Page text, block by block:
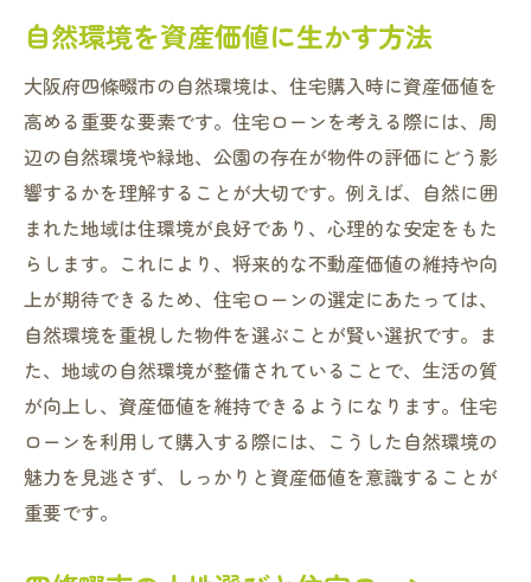
自然環境を資産価値に生かす方法
大阪府四條畷市の自然環境は、住宅購入時に資産価値を
高める重要な要素です。住宅ローンを考える際には、周
辺の自然環境や緑地、公園の存在が物件の評価にどう影
響するかを理解することが大切です。例えば、自然に囲
まれた地域は住環境が良好であり、心理的な安定をもた
らします。これにより、将来的な不動産価値の維持や向
上が期待できるため、住宅ローンの選定にあたっては、
自然環境を重視した物件を選ぶことが賢い選択です。ま
た、地域の自然環境が整備されていることで、生活の質
が向上し、資産価値を維持できるようになります。住宅
ローンを利用して購入する際には、こうした自然環境の
魅力を見逃さず、しっかりと資産価値を意識することが
重要です。